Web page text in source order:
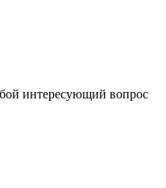
интересующий вопрос